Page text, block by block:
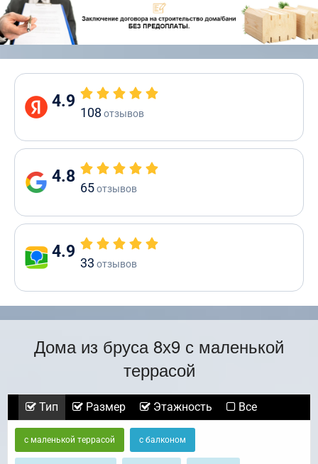
4.9
108 отзывов
4.8
65отзывов
4.9
33 отзывов
Дома из бруса 8х9 с маленькой
террасой
Тип Размер Этажность Все
с маленькой террасой с балконом